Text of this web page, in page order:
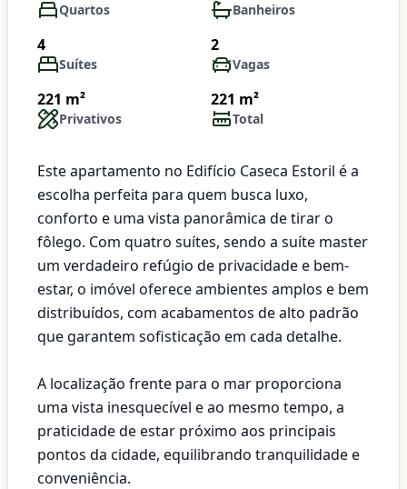
Quartos Banheiros
4
Suítes
2
Vagas
221 m²
Privativos
221 m²
Total
Este apartamento no Edifício Caseca Estoril é a
escolha perfeita para quem busca luxo,
conforto e uma vista panorâmica de tirar o
fôlego. Com quatro suítes, sendo a suíte master
um verdadeiro refúgio de privacidade e bem-
estar, o imóvel oferece ambientes amplos e bem
distribuídos, com acabamentos de alto padrão
que garantem sofisticação em cada detalhe.
A localização frente para o mar proporciona
uma vista inesquecível e ao mesmo tempo, a
praticidade de estar próximo aos principais
pontos da cidade, equilibrando tranquilidade e
conveniência.